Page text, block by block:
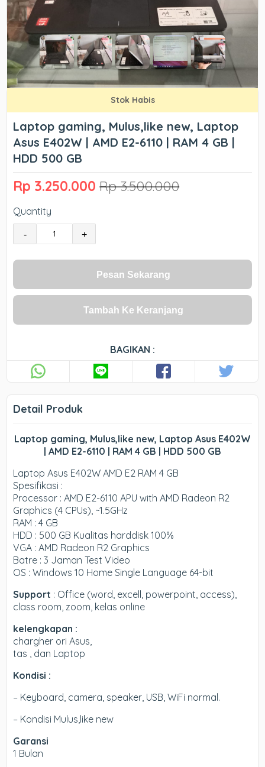
Stok Habis
Laptop gaming, Mulus,like new, Laptop
Asus E402W | AMD E2-6110 | RAM 4 GB |
HDD 500 GB
Rp 3.250.000 Rp 3.500.000
Quantity
- +
Pesan Sekarang
Tambah Ke Keranjang
BAGIKAN :
Detail Produk
Laptop gaming, Mulus,like new, Laptop Asus E402W
| AMD E2-6110 | RAM 4 GB | HDD 500 GB
Laptop Asus E402W AMD E2 RAM 4 GB
Spesifikasi :
Processor : AMD E2-6110 APU with AMD Radeon R2
Graphics (4 CPUs), ~1.5GHz
RAM : 4 GB
HDD : 500 GB Kualitas harddisk 100%
VGA : AMD Radeon R2 Graphics
Batre : 3 Jaman Test Video
OS : Windows 10 Home Single Language 64-bit
Support : Office (word, excell, powerpoint, access),
class room, zoom, kelas online
kelengkapan :
chargher ori Asus,
tas , dan Laptop
Kondisi :
– Keyboard, camera, speaker, USB, WiFi normal.
– Kondisi Mulus,like new
Garansi
1 Bulan